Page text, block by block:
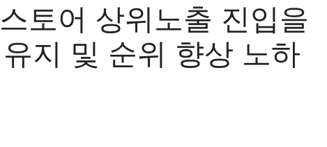
토어 상위노출 진입을
지 및 순위 향상 노하